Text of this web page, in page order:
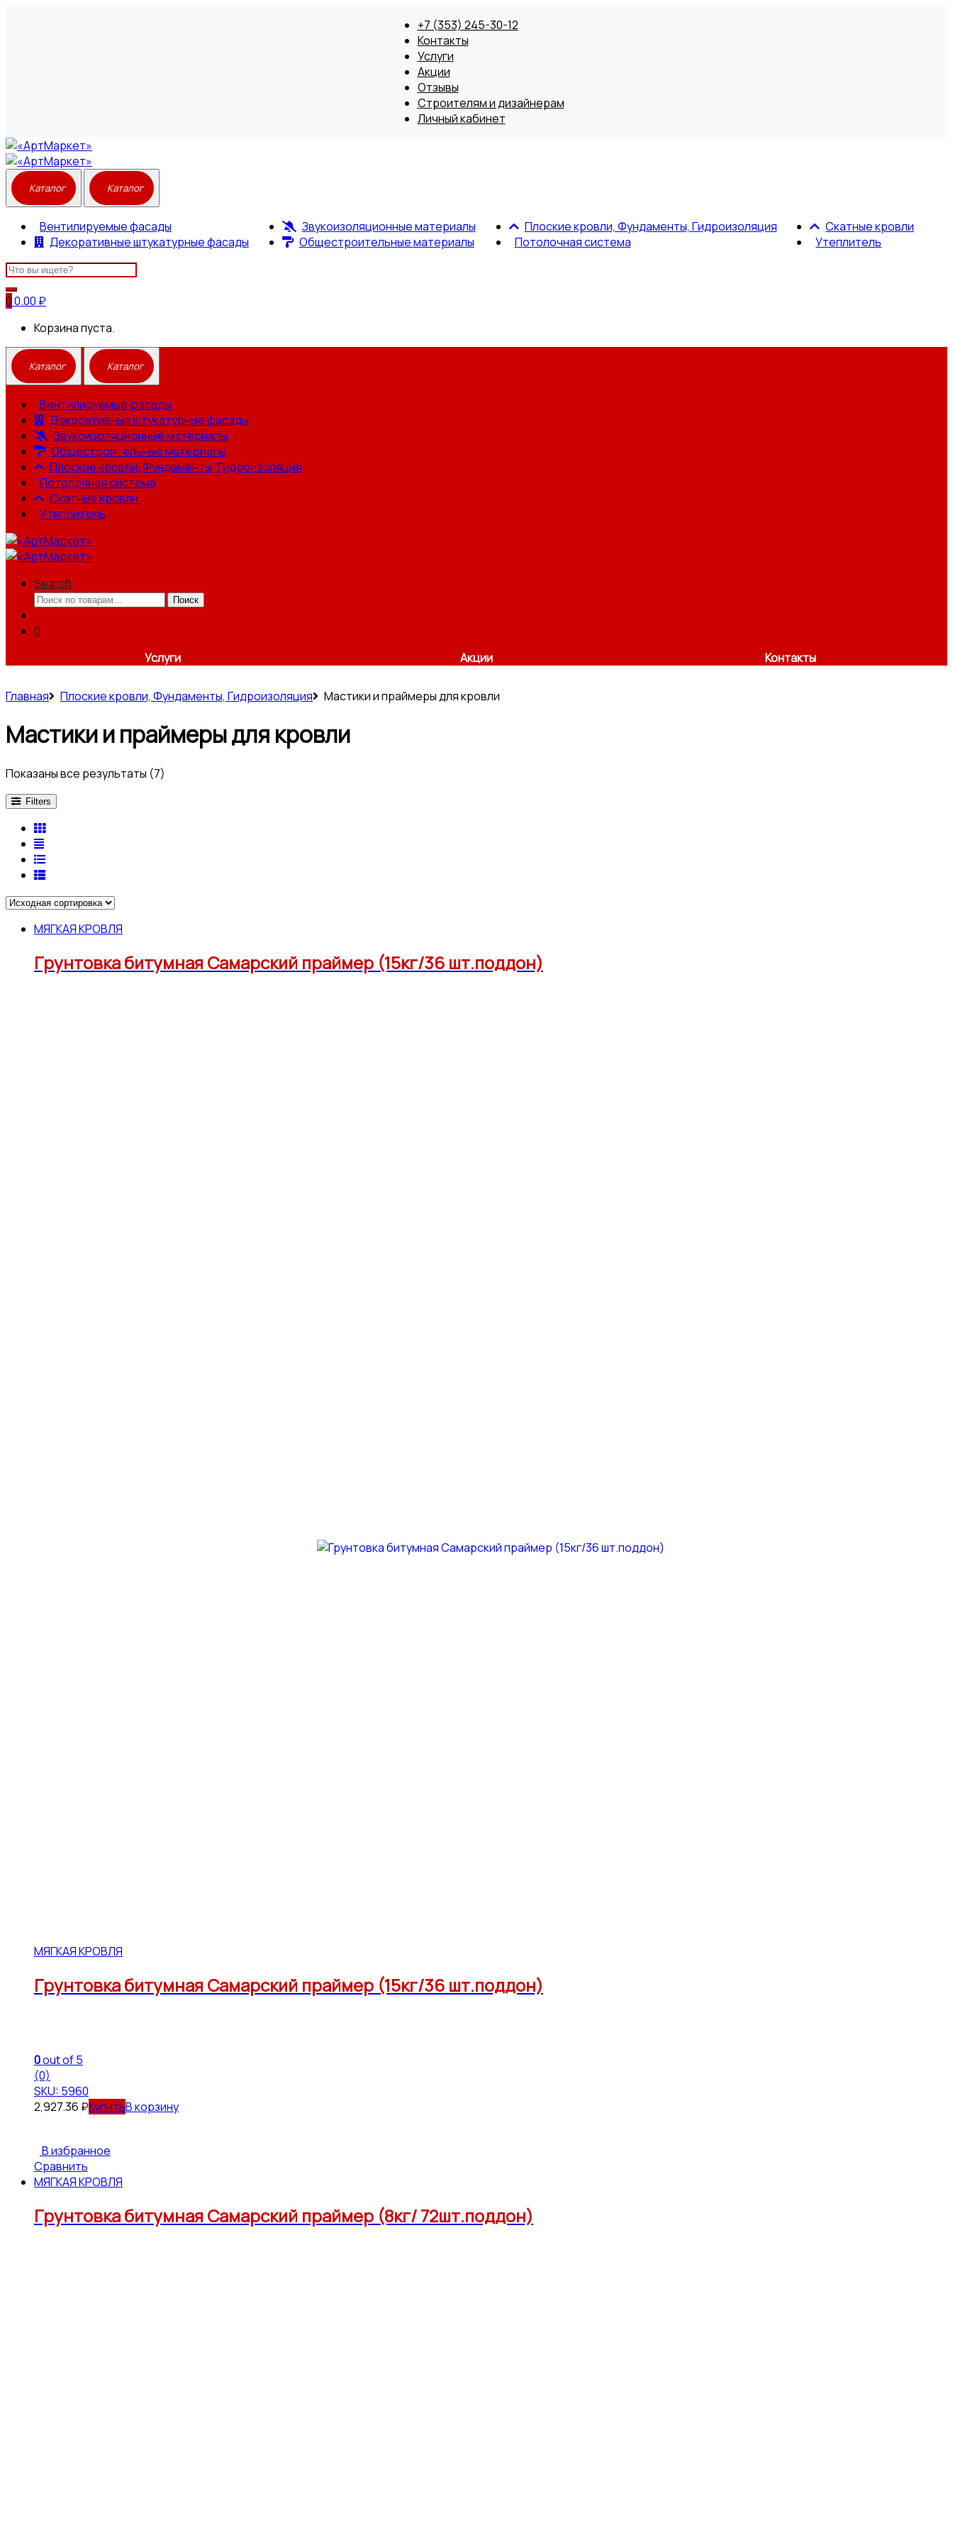
Вентилируемые фасады
Декоративные штукатурные фасады
Звукоизоляционные материалы
Общестроительные материалы
Плоские кровли, Фундаменты, Гидроизоляция
Потолочная система
Скатные кровли
Утеплитель
Search
for:
00.00 ₽
Корзина пуста.
+7 (353) 245-30-12
Контакты
Услуги
Акции
Отзывы
Строителям и дизайнерам
Личный кабинет
Вентилируемые фасады
Декоративные штукатурные фасады
Звукоизоляционные материалы
Общестроительные материалы
Плоские кровли, Фундаменты, Гидроизоляция
Потолочная система
Скатные кровли
Утеплитель
Search
Искать:
Поиск
0
Услуги
Акции Контакты
Главная Плоские кровли, Фундаменты, Гидроизоляция Мастики и праймеры для кровли
Мастики и праймеры для кровли
Показаны все результаты (7)
Filters
МЯГКАЯ КРОВЛЯ
Грунтовка битумная Самарский праймер (15кг/36 шт.поддон)
МЯГКАЯ КРОВЛЯ
Грунтовка битумная Самарский праймер (15кг/36 шт.поддон)
0out of 5
(0)
SKU: 5960
2,927.36 ₽ В корзину
В избранное
Сравнить
МЯГКАЯ КРОВЛЯ
Грунтовка битумная Самарский праймер (8кг/ 72шт.поддон)